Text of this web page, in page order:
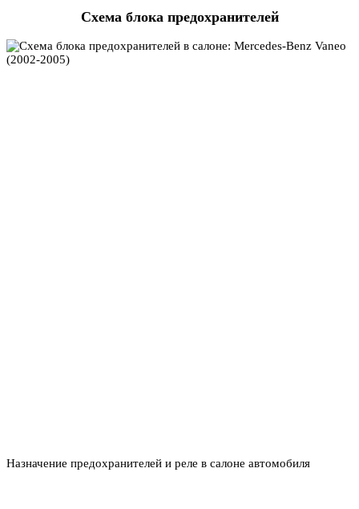
Схема блока предохранителей
Назначение предохранителей и реле в салоне автомобиля